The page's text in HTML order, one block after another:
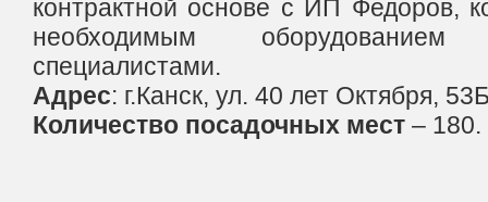
контрактной основе с ИП Федоров,
необходимым
специалистами.
Адрес: г.Канск, ул. 40 лет Октября,
Количество посадочных мест – 180.